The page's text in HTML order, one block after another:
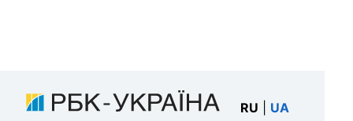
RU UA